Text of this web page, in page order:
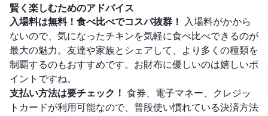
賢く楽しむためのアドバイス
入場料は無料！食べ比べでコスパ抜群！
入場料がかから
ないので、気になったチキンを気軽に食べ比べできるのが
最大の魅力。友達や家族とシェアして、より多くの種類を
制覇するのもおすすめです。お財布に優しいのは嬉しいポ
イントですね。
支払い方法は要チェック！ 食券、電子マネー、クレジッ
トカードが利用可能なので、普段使い慣れている決済方法